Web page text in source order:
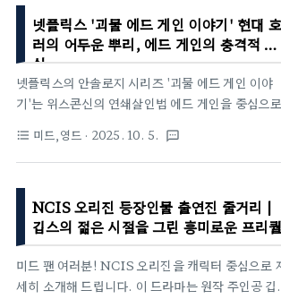
넷플릭스 '괴물 에드 게인 이야기' 현대 호
러의 어두운 뿌리, 에드 게인의 충격적 진
실
넷플릭스의 안솔로지 시리즈 '괴물 에드 게인 이야
기'는 위스콘신의 연쇄살인범 에드 게인을 중심으
침묵 같은 호러 영화의 청사진이 된 과정을 그립니다.
라이언 머피와 이안 브레넌의 작품은 가족 트라우
사회적 고립이 괴물을 만드는 과정을 섬뜩하게 조명
며, 그래픽한 공포와 심리적 깊이로 시청자를 사로잡
습니다. 튜덤 기사에서 강조하듯, 이 시리즈는 "괴물
은 사회가 만든다"는 메시지로 현대 호러의 뿌리를
구합니다.기본 정보넷플릭스 괴물 에드 게인 이야
예고편괴물 에드 게인 이야기 메인 예고편 제목: 괴
format_list_bulleted 미드,영드 · 2025. 10. 5. textsms
NCIS 오리진 등장인물 출연진 줄거리 |
깁스의 젊은 시절을 그린 흥미로운 프리퀄
미드 팬 여러분! NCIS 오리진을 캐릭터 중심으로
세히 소개해 드립니다. 이 드라마는 원작 주인공 깁